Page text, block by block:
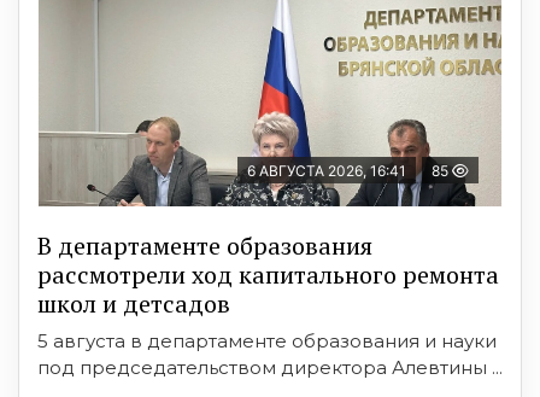
6 АВГУСТА 2026, 16:41 85
В департаменте образования
рассмотрели ход капитального ремонта
школ и детсадов
5 августа в департаменте образования и науки
под председательством директора Алевтины ...